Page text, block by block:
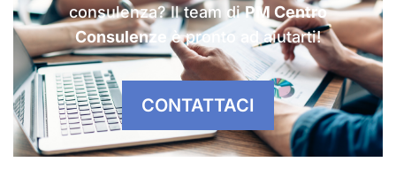
consulenza? Il team diPM Centro
Consulenze
è pronto ad aiutarti!
CONTATTACI